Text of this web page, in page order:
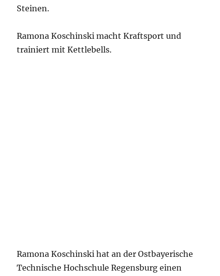
Steinen.
Ramona Koschinski macht Kraftsport und
trainiert mit Kettlebells.
Ramona Koschinski hat an der Ostbayerische
Technische Hochschule Regensburg einen